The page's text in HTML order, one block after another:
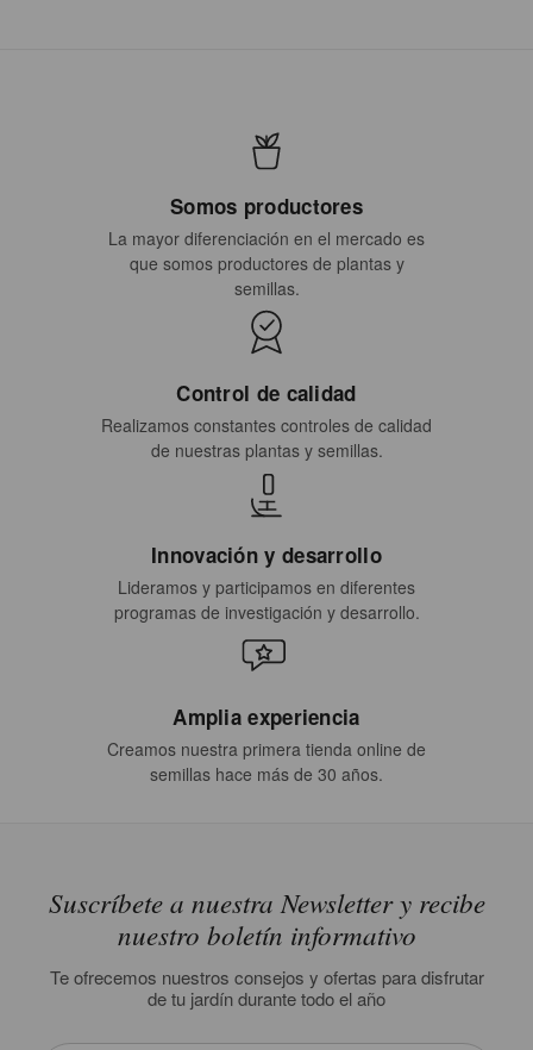
Somos productores
La mayor diferenciación en el mercado es
que somos productores de plantas y
semillas.
Control de calidad
Realizamos constantes controles de calidad
de nuestras plantas y semillas.
Innovación y desarrollo
Lideramos y participamos en diferentes
programas de investigación y desarrollo.
Amplia experiencia
Creamos nuestra primera tienda online de
semillas hace más de 30 años.
Suscríbete a nuestra Newsletter y recibe
nuestro boletín informativo
Te ofrecemos nuestros consejos y ofertas para disfrutar
de tu jardín durante todo el año